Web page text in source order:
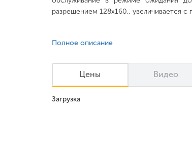
разрешением 128x160., увеличивается
Полное описание
Цены Видео
Загрузка